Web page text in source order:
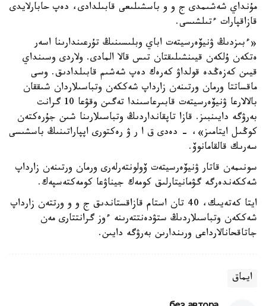
مۇنداي شەشىمدى ج و و باسشىلىعى قابىلدادى، دەپ حابارلايدى
قازاقپارات ءتىلشىسى.
«ءبىزدىڭ ۋنيۆەرسيتەت اباي وبلىسىنىڭ تۇرعىندارىنا اسەر
ەتكەن ۇلكەن قيىنشىلىقتان تىس قالا المادى. ولاردى وسىنداي
قيىن كەزەڭدە قولداۋ كەرەك دەپ شەشىم قابىلدادىق. وسى
ماقساتتا ورمان ورتىنەن زارداپ شەككەن وتباسىلاردان شىققان
بالالارعا ۋنيۆەرسيتەت قابىرعاسىندا تەگىن وقۋعا 10 گرانت
بەرۋگە دايىنبىز. قازا تاپقانداردىڭ وتباسىلارىنا شىن جۇرەكتەن
كوڭىل ايتامىز»، - دەدى ق ا ر ۋ رەكتورى اپپاراتىنىڭ باسشىسى
سەرىك قالقامانوۆ.
سونىمەن قاتار ۋنيۆەرسيتەت ۆولونتەرلەرى ورمان ورتىنەن زارداپ
شەككەندەرگە گۋمانيتارلىق كومەك جيناۋعا كومەكتەسپەك.
ايتا كەتەيىك، 40 تان استام قازاقستاندىق ج و و ورتتەن زارداپ
شەككەن وتباسىلاردىڭ ستۋدەنتتەرىنە ءوز گرانتتارى مەن
جاتاقحانالارداعى ورىندارىن بەرۋگە دايىن.
ايماق